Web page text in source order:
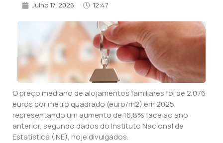
Julho 17, 2026 12:47
O preço mediano de alojamentos familiares foi de 2.076
euros por metro quadrado (euro/m2) em 2025,
representando um aumento de 16,8% face ao ano
anterior, segundo dados do Instituto Nacional de
Estatística (INE), hoje divulgados.